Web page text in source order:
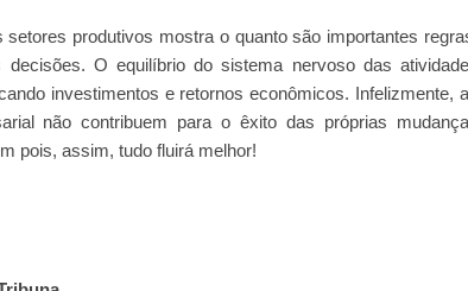
produtivos mostra o quanto são importantes
O equilíbrio do sistema nervoso das
investimentos e retornos econômicos. Infelizmente,
não contribuem para o êxito das próprias
pois, assim, tudo fluirá melhor!